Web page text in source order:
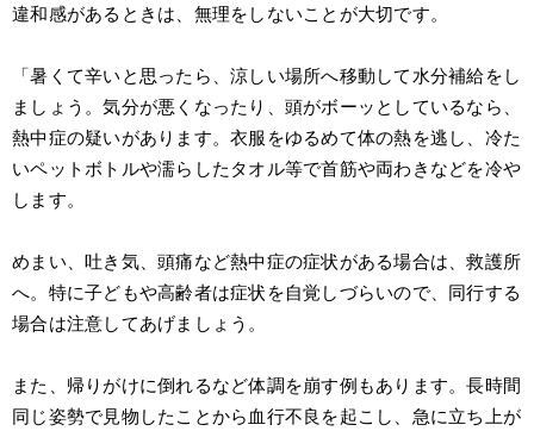
違和感があるときは、無理をしないことが大切です。
「暑くて辛いと思ったら、涼しい場所へ移動して水分補給をし
ましょう。気分が悪くなったり、頭がボーッとしているなら、
熱中症の疑いがあります。衣服をゆるめて体の熱を逃し、冷た
いペットボトルや濡らしたタオル等で首筋や両わきなどを冷や
します。
めまい、吐き気、頭痛など熱中症の症状がある場合は、救護所
へ。特に子どもや高齢者は症状を自覚しづらいので、同行する
場合は注意してあげましょう。
また、帰りがけに倒れるなど体調を崩す例もあります。長時間
同じ姿勢で見物したことから血行不良を起こし、急に立ち上が